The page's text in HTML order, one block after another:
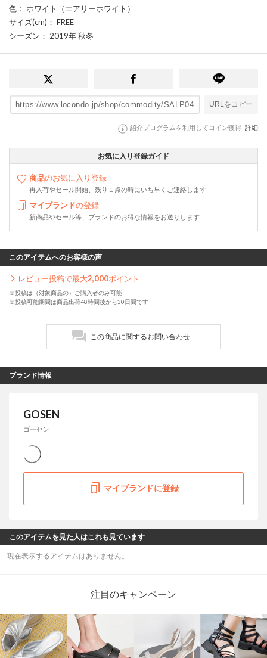
色 ： ホワイト（エアリーホワイト）
サイズ(cm) ： FREE
シーズン ： 2019年 秋冬
URLをコピー
紹介プログラムを利用してコイン獲得 詳細
お気に入り登録ガイド
商品のお気に入り登録
再入荷やセール開始、残り１点の時にいち早くご連絡します
マイブランドの登録
新商品やセール等、ブランドのお得な情報をお送りします
このアイテムへのお客様の声
レビュー投稿で最大2,000ポイント
※投稿は（対象商品の）ご購入者のみ可能
※投稿可能期間は商品出荷48時間後から30日間です
この商品に関するお問い合わせ
ブランド情報
GOSEN
ゴーセン
マイブランドに登録
このアイテムを見た人はこれも見ています
現在表示するアイテムはありません。
注目のキャンペーン